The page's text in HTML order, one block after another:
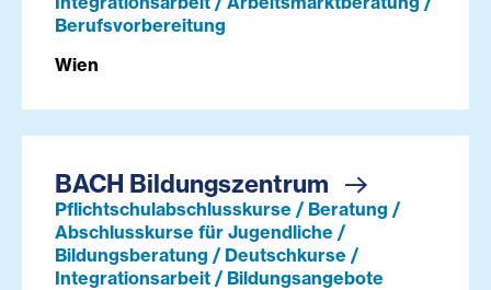
Berufsvorbereitung
Wien
BACH Bildungszentrum
Pflichtschulabschlusskurse / Beratung /
Abschlusskurse für Jugendliche /
Bildungsberatung / Deutschkurse /
Integrationsarbeit / Bildungsangebote